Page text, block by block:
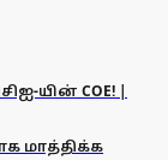
யின் COE! |
மாத்திக்க